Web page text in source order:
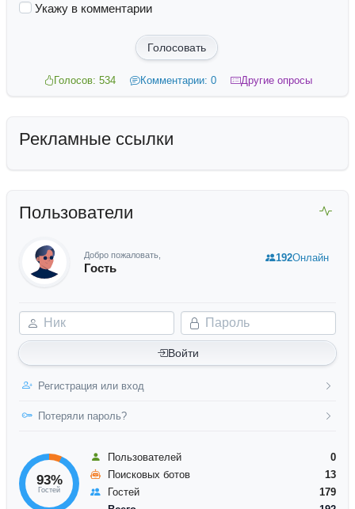
Укажу в комментарии
Голосовать
Голосов: 534 Комментарии: 0 Другие опросы
Рекламные ссылки
Пользователи
Добро пожаловать,
Гость
Ник Пароль
Войти
Регистрация или вход
Потеряли пароль?
192Онлайн
93%
Гостей
Пользователей
0
Поисковых ботов
13
Гостей
179